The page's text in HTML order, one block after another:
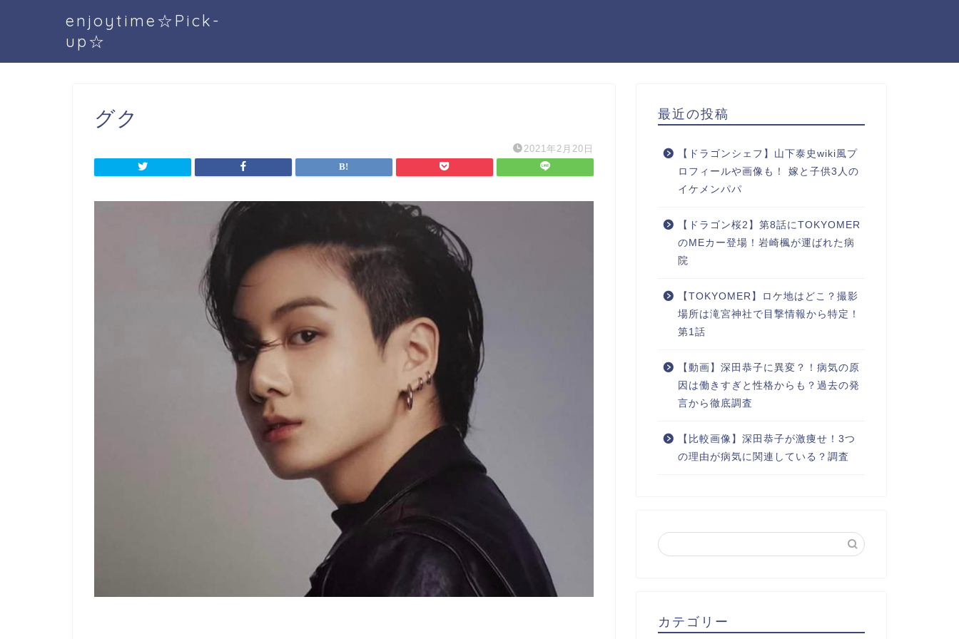
enjoytime☆Pick-
up☆
グク
2021年2月20日
最近の投稿
【ドラゴンシェフ】山下泰史wiki風プ
ロフィールや画像も！ 嫁と子供3人の
イケメンパパ
【ドラゴン桜2】第8話にTOKYOMER
のMEカー登場！岩崎楓が運ばれた病
院
【TOKYOMER】ロケ地はどこ？撮影
場所は滝宮神社で目撃情報から特定！
第1話
【動画】深田恭子に異変？！病気の原
因は働きすぎと性格からも？過去の発
言から徹底調査
【比較画像】深田恭子が激痩せ！3つ
の理由が病気に関連している？調査
カテゴリー